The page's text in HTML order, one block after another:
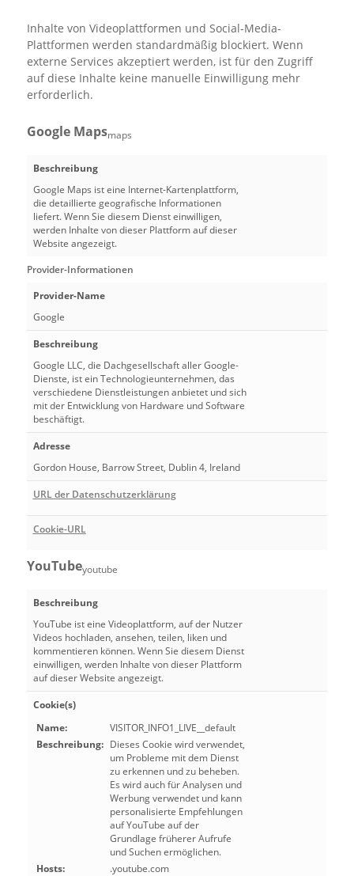
Inhalte von Videoplattformen und Social-Media-
Plattformen werden standardmäßig blockiert. Wenn
externe Services akzeptiert werden, ist für den Zugriff
auf diese Inhalte keine manuelle Einwilligung mehr
erforderlich.
Google Mapsmaps
Beschreibung
Google Maps ist eine Internet-Kartenplattform,
die detaillierte geografische Informationen
liefert. Wenn Sie diesem Dienst einwilligen,
werden Inhalte von dieser Plattform auf dieser
Website angezeigt.
Provider-Informationen
Provider-Name
Google
Beschreibung
Google LLC, die Dachgesellschaft aller Google-
Dienste, ist ein Technologieunternehmen, das
verschiedene Dienstleistungen anbietet und sich
mit der Entwicklung von Hardware und Software
beschäftigt.
Adresse
Gordon House, Barrow Street, Dublin 4, Ireland
URL der Datenschutzerklärung
Cookie-URL
YouTubeyoutube
Beschreibung
YouTube ist eine Videoplattform, auf der Nutzer
Videos hochladen, ansehen, teilen, liken und
kommentieren können. Wenn Sie diesem Dienst
einwilligen, werden Inhalte von dieser Plattform
auf dieser Website angezeigt.
Cookie(s)
Name:
VISITOR_INFO1_LIVE__default
Beschreibung: Dieses Cookie wird verwendet,
um Probleme mit dem Dienst
zu erkennen und zu beheben.
Es wird auch für Analysen und
Werbung verwendet und kann
personalisierte Empfehlungen
auf YouTube auf der
Grundlage früherer Aufrufe
und Suchen ermöglichen.
Hosts:
.youtube.com